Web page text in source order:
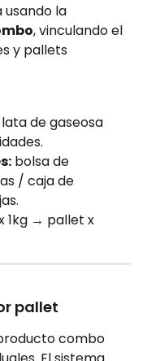
la
, vinculando el
y pallets
lata de gaseosa
bolsa de
/ caja de
1kg → pallet x
pallet
combo